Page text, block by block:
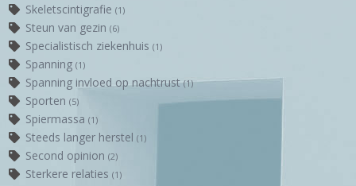
Skeletscintigrafie(1)
Steun van gezin(6)
Specialistisch ziekenhuis(1)
Spanning(1)
Spanning invloed op nachtrust(1)
Sporten(5)
Spiermassa(1)
Steeds langer herstel(1)
Second opinion(2)
Sterkere relaties(1)